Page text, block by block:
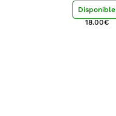
Disponible
18.00€